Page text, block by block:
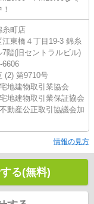
糸町店
東橋４丁目19-3 錦糸
階(旧セントラルビル)
6606
(2) 第9710号
地建物取引業協会
地建物取引業保証協会
動産公正取引協議会加
情報の見方
る(無料)